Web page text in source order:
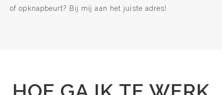
of opknapbeurt? Bij mij aan het juiste adres!